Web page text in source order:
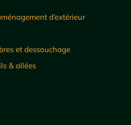
d’extérieur
et dessouchage
& allées